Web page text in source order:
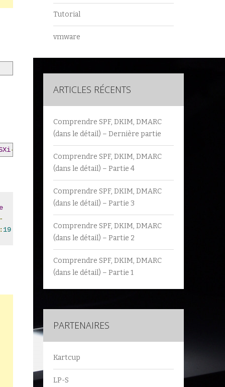
-
: 19
Tutorial
vmware
ARTICLES RÉCENTS
Comprendre SPF, DKIM, DMARC
(dans le détail) – Dernière partie
Comprendre SPF, DKIM, DMARC
(dans le détail) – Partie 4
Comprendre SPF, DKIM, DMARC
(dans le détail) – Partie 3
Comprendre SPF, DKIM, DMARC
(dans le détail) – Partie 2
Comprendre SPF, DKIM, DMARC
(dans le détail) – Partie 1
PARTENAIRES
Kartcup
LP-S